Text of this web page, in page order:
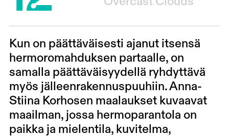
Kun on päättäväisesti ajanut itsensä
hermoromahduksen partaalle, on
samalla päättäväisyydellä ryhdyttävä
myös jälleenrakennuspuuhiin. Anna-
Stiina Korhosen maalaukset kuvaavat
maailman, jossa hermoparantola on
paikka ja mielentila, kuvitelma,